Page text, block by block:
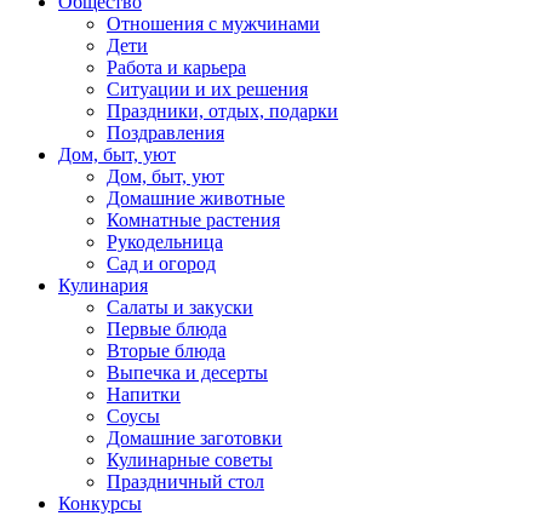
Отношения с мужчинами
Дети
Работа и карьера
Ситуации и их решения
Праздники, отдых, подарки
Поздравления
Дом, быт, уют
Дом, быт, уют
Домашние животные
Комнатные растения
Рукодельница
Сад и огород
Кулинария
Салаты и закуски
Первые блюда
Вторые блюда
Выпечка и десерты
Напитки
Соусы
Домашние заготовки
Кулинарные советы
Праздничный стол
Конкурсы